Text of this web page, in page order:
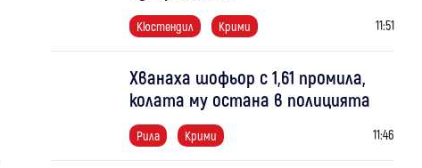
Кюстендил Крими 11:51
Хванаха шофьор с 1,61 промила,
колата му остана в полицията
Рила Крими 11:46